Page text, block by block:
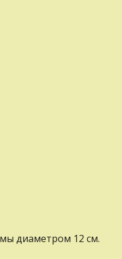
диаметром 12 см.